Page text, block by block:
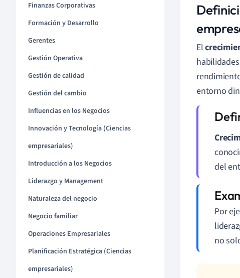
Finanzas Corporativas
Formación y Desarrollo
Gerentes
Gestión Operativa
Gestión de calidad
Gestión del cambio
Influencias en los Negocios
Innovación y Tecnología (Ciencias
empresariales)
Introducción a los Negocios
Liderazgo y Management
Naturaleza del negocio
Negocio familiar
Operaciones Empresariales
Planificación Estratégica (Ciencias
empresariales)
El
entorno
del
Por
no